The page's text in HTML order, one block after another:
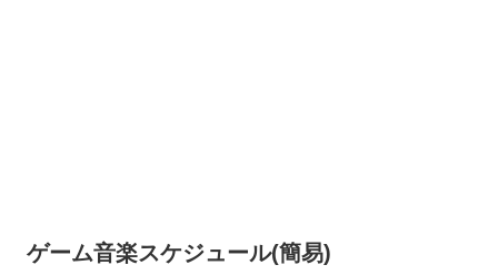
ゲーム音楽スケジュール(簡易)